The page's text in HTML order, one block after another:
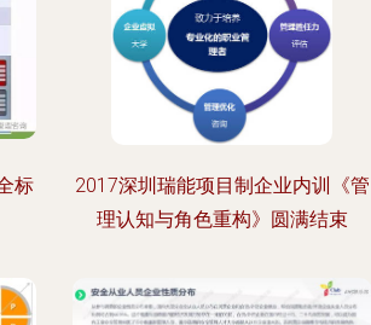
标
2017深圳瑞能项目制企业内训《管
理认知与角色重构》圆满结束